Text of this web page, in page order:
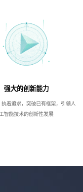
强大的创新能力
执着追求，突破已有框架，引领人
工智能技术的创新性发展